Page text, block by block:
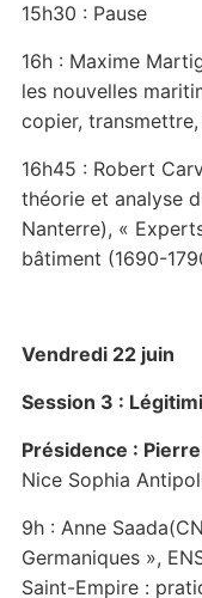
15h30 : Pause
16h : Maxime
les nouvelles
copier,
16h45 : Robert
théorie et analyse
Nanterre), «
bâtiment (1690-
Vendredi 22 juin
Session 3 :
Présidence :
Nice Sophia
9h : Anne
Germaniques »,
Saint-Empire :